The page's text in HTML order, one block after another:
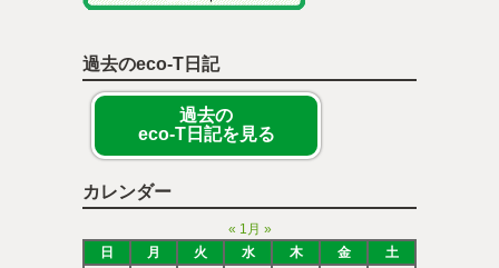
過去のeco-T日記
過去の
eco-T日記を見る
カレンダー
« 1月 »
日
月 火 水 木 金
土